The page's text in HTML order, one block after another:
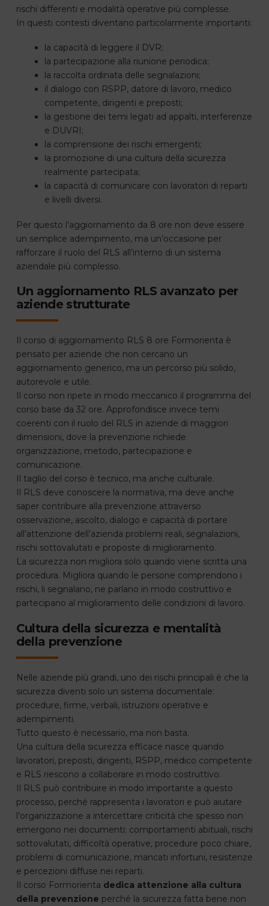
rischi differenti e modalità operative più complesse.
In questi contesti diventano particolarmente importanti:
la capacità di leggere il DVR;
la partecipazione alla riunione periodica;
la raccolta ordinata delle segnalazioni;
il dialogo con RSPP, datore di lavoro, medico
competente, dirigenti e preposti;
la gestione dei temi legati ad appalti, interferenze
e DUVRI;
la comprensione dei rischi emergenti;
la promozione di una cultura della sicurezza
realmente partecipata;
la capacità di comunicare con lavoratori di reparti
e livelli diversi.
Per questo l’aggiornamento da 8 ore non deve essere
un semplice adempimento, ma un’occasione per
rafforzare il ruolo del RLS all’interno di un sistema
aziendale più complesso.
Un aggiornamento RLS avanzato per
aziende strutturate
Il corso di aggiornamento RLS 8 ore Formorienta è
pensato per aziende che non cercano un
aggiornamento generico, ma un percorso più solido,
autorevole e utile.
Il corso non ripete in modo meccanico il programma del
corso base da 32 ore. Approfondisce invece temi
coerenti con il ruolo del RLS in aziende di maggiori
dimensioni, dove la prevenzione richiede
organizzazione, metodo, partecipazione e
comunicazione.
Il taglio del corso è tecnico, ma anche culturale.
Il RLS deve conoscere la normativa, ma deve anche
saper contribuire alla prevenzione attraverso
osservazione, ascolto, dialogo e capacità di portare
all’attenzione dell’azienda problemi reali, segnalazioni,
rischi sottovalutati e proposte di miglioramento.
La sicurezza non migliora solo quando viene scritta una
procedura. Migliora quando le persone comprendono i
rischi, li segnalano, ne parlano in modo costruttivo e
partecipano al miglioramento delle condizioni di lavoro.
Cultura della sicurezza e mentalità
della prevenzione
Nelle aziende più grandi, uno dei rischi principali è che la
sicurezza diventi solo un sistema documentale:
procedure, firme, verbali, istruzioni operative e
adempimenti.
Tutto questo è necessario, ma non basta.
Una cultura della sicurezza efficace nasce quando
lavoratori, preposti, dirigenti, RSPP, medico competente
e RLS riescono a collaborare in modo costruttivo.
Il RLS può contribuire in modo importante a questo
processo, perché rappresenta i lavoratori e può aiutare
l’organizzazione a intercettare criticità che spesso non
emergono nei documenti: comportamenti abituali, rischi
sottovalutati, difficoltà operative, procedure poco chiare,
problemi di comunicazione, mancati infortuni, resistenze
e percezioni diffuse nei reparti.
Il corso Formorienta dedica attenzione alla cultura
della prevenzione perché la sicurezza fatta bene non